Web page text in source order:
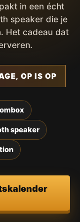
in een écht
speaker die je
Het cadeau dat
OP IS OP
speaker